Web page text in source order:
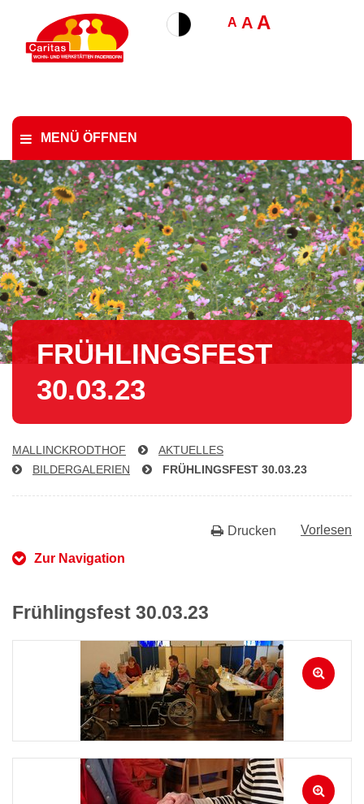
A A A
MENÜ ÖFFNEN
FRÜH­LINGS­FEST
30.03.23
MAL­LINCK­RODTHOF
AKTUELLES
BIL­DER­GA­LE­RI­EN
FRÜH­LINGS­FEST 30.03.23
Vorlesen
Drucken
Zur Navigation
Frühlingsfest 30.03.23